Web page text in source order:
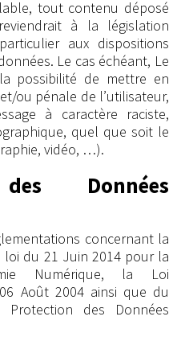
tout contenu déposé
à la législation
aux dispositions
Le cas échéant, Le
possibilité de mettre en
ou pénale de l’utilisateur,
à caractère raciste,
quel que soit le
vidéo, …).
Données
concernant la
du 21 Juin 2014 pour la
Numérique, la Loi
Août 2004 ainsi que du
des Données